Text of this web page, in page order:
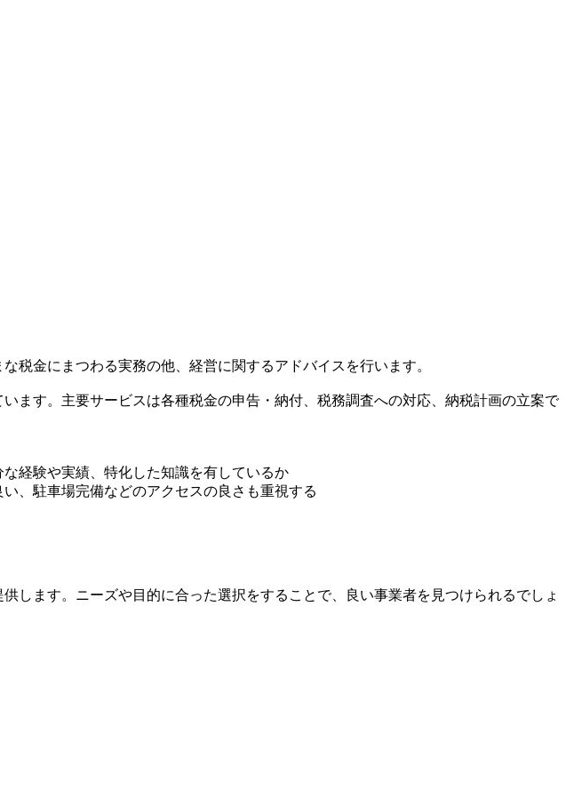
税金にまつわる実務の他、経営に関するアドバイスを行います。
ます。主要サービスは各種税金の申告・納付、税務調査への対応、納税計画の立案で
経験や実績、特化した知識を有しているか
、駐車場完備などのアクセスの良さも重視する
します。ニーズや目的に合った選択をすることで、良い事業者を見つけられるでしょ